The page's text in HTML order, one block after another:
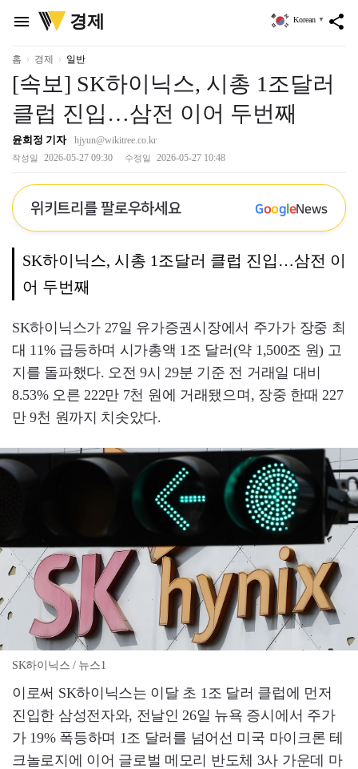
menu
위
키
리
경제 share
Korean ▼
홈 경제 일반
[속보] SK하이닉스, 시총 1조달러
클럽 진입…삼전 이어 두번째
윤희정 기자 hjyun@wikitree.co.kr
작성일 2026-05-27 09:30 수정일 2026-05-27 10:48
위키트리를 팔로우하세요 GoogleNews
SK하이닉스, 시총 1조달러 클럽 진입…삼전 이
어 두번째
SK하이닉스가 27일 유가증권시장에서 주가가 장중 최
대 11% 급등하며 시가총액 1조 달러(약 1,500조 원) 고
지를 돌파했다. 오전 9시 29분 기준 전 거래일 대비
8.53% 오른 222만 7천 원에 거래됐으며, 장중 한때 227
만 9천 원까지 치솟았다.
SK하이닉스 / 뉴스1
이로써 SK하이닉스는 이달 초 1조 달러 클럽에 먼저
진입한 삼성전자와, 전날인 26일 뉴욕 증시에서 주가
가 19% 폭등하며 1조 달러를 넘어선 미국 마이크론 테
크놀로지에 이어 글로벌 메모리 반도체 3사 가운데 마